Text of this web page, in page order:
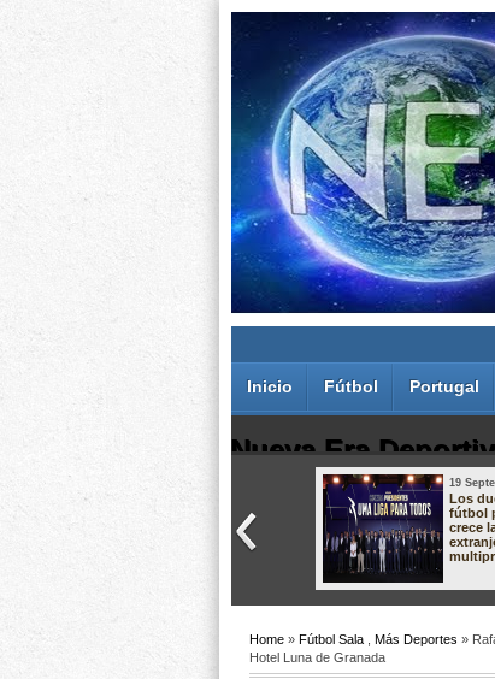
Inicio Fútbol Portugal
Nueva Era
Juan Carlos Rodríguez dos Santos
19
Los
fútbol
crece
Home » Fútbol Sala Más Deportes »
Hotel Luna de Granada